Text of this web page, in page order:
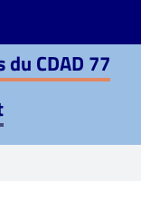
du CDAD 77